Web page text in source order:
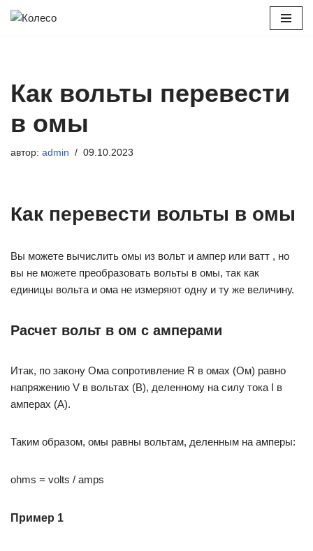
Как вольты перевести
в омы
автор: admin 09.10.2023
Как перевести вольты в омы
Вы можете вычислить омы из вольт и ампер или ватт , но
вы не можете преобразовать вольты в омы, так как
единицы вольта и ома не измеряют одну и ту же величину.
Расчет вольт в ом с амперами
Итак, по закону Ома сопротивление R в омах (Ом) равно
напряжению V в вольтах (В), деленному на силу тока I в
амперах (А).
Таким образом, омы равны вольтам, деленным на амперы:
ohms = volts / amps
Пример 1